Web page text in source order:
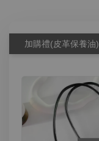
加購禮(皮革保養油)